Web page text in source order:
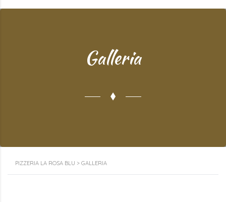
Galleria
PIZZERIA LA ROSA BLU > GALLERIA